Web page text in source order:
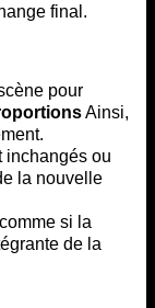
final.
pour
Ainsi,
inchangés ou
la nouvelle
si la
de la